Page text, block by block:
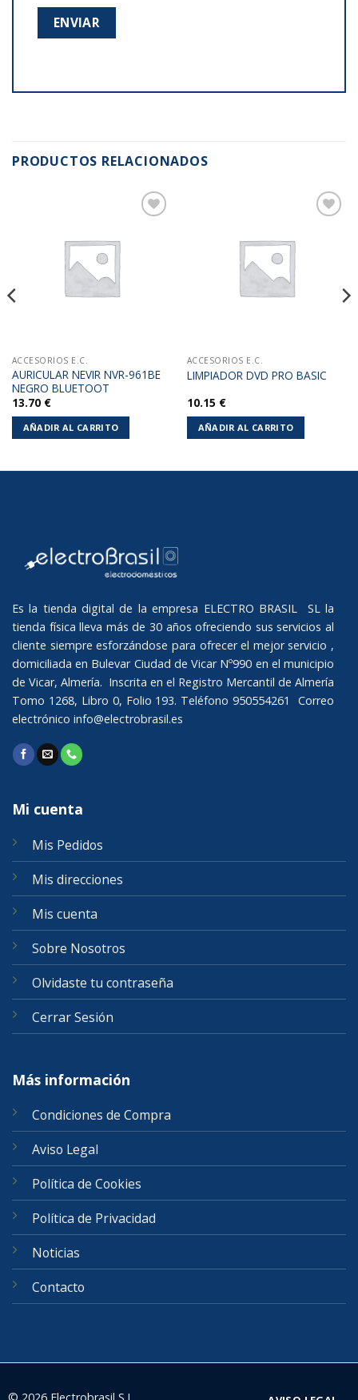
PRODUCTOS RELACIONADOS
ACCESORIOS E.C.
AURICULAR NEVIR NVR-961BE
NEGRO BLUETOOT
13.70 €
AÑADIR AL CARRITO
ACCESORIOS E.C.
LIMPIADOR DVD PRO BASIC
10.15 €
AÑADIR AL CARRITO
Es la tienda digital de la empresa ELECTRO BRASIL SL la
tienda física lleva más de 30 años ofreciendo sus servicios al
cliente siempre esforzándose para ofrecer el mejor servicio ,
domiciliada en Bulevar Ciudad de Vicar Nº990 en el municipio
de Vicar, Almería. Inscrita en el Registro Mercantil de Almería
Tomo 1268, Libro 0, Folio 193. Teléfono 950554261 Correo
electrónico info@electrobrasil.es
Mi cuenta
Mis Pedidos
Mis direcciones
Mis cuenta
Sobre Nosotros
Olvidaste tu contraseña
Cerrar Sesión
Más información
Condiciones de Compra
Aviso Legal
Política de Cookies
Política de Privacidad
Noticias
Contacto